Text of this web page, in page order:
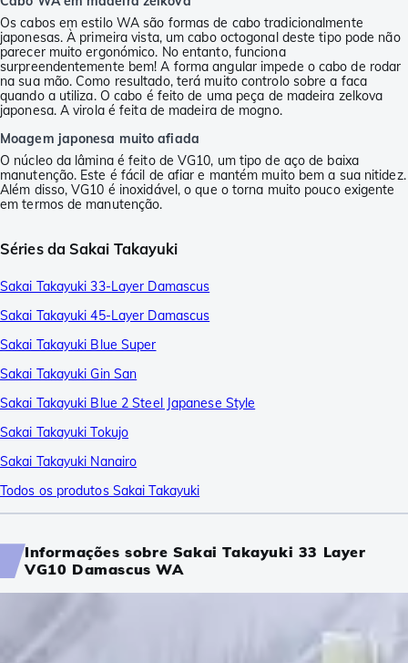
Os cabos em estilo WA são formas de cabo tradicionalmente
japonesas. À primeira vista, um cabo octogonal deste tipo pode não
parecer muito ergonómico. No entanto, funciona
surpreendentemente bem! A forma angular impede o cabo de rodar
na sua mão. Como resultado, terá muito controlo sobre a faca
quando a utiliza. O cabo é feito de uma peça de madeira zelkova
japonesa. A virola é feita de madeira de mogno.
Moagem japonesa muito afiada
O núcleo da lâmina é feito de VG10, um tipo de aço de baixa
manutenção. Este é fácil de afiar e mantém muito bem a sua nitidez.
Além disso, VG10 é inoxidável, o que o torna muito pouco exigente
em termos de manutenção.
Séries da Sakai Takayuki
Sakai Takayuki 33-Layer Damascus
Sakai Takayuki 45-Layer Damascus
Sakai Takayuki Blue Super
Sakai Takayuki Gin San
Sakai Takayuki Blue 2 Steel Japanese Style
Sakai Takayuki Tokujo
Sakai Takayuki Nanairo
Todos os produtos Sakai Takayuki
Informações sobre Sakai Takayuki 33 Layer
VG10 Damascus WA